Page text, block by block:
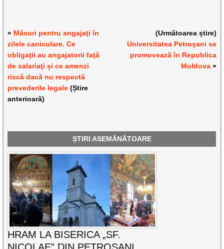
« Măsuri pentru angajaţi în
zilele caniculare. Ce
obligaţii au angajatorii faţă
de salariaţi și ce amenzi
riscă dacă nu respectă
prevederile legale (Știre
anterioară)
(Următoarea știre)
Universitatea Petroşani se
promovează în Republica
Moldova»
ȘTIRI ASEMĂNĂTOARE
HRAM LA BISERICA „SF.
NICOLAE” DIN PETROȘANI,